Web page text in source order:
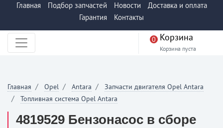
Главная Подбор запчастей Новости
Доставка и оплата
Гарантия
Контакты
0 Корзина
Корзина пуста
Главная Opel Antara
Запчасти двигателя Opel Antara
Топливная система Opel Antara
4819529 Бензонасос в сборе